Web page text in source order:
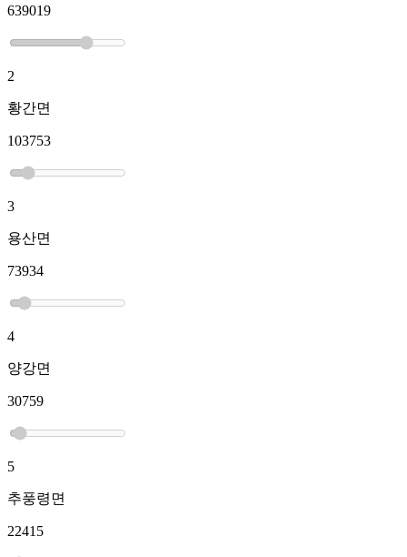
639019
2
황간면
103753
3
용산면
73934
4
양강면
30759
5
추풍령면
22415